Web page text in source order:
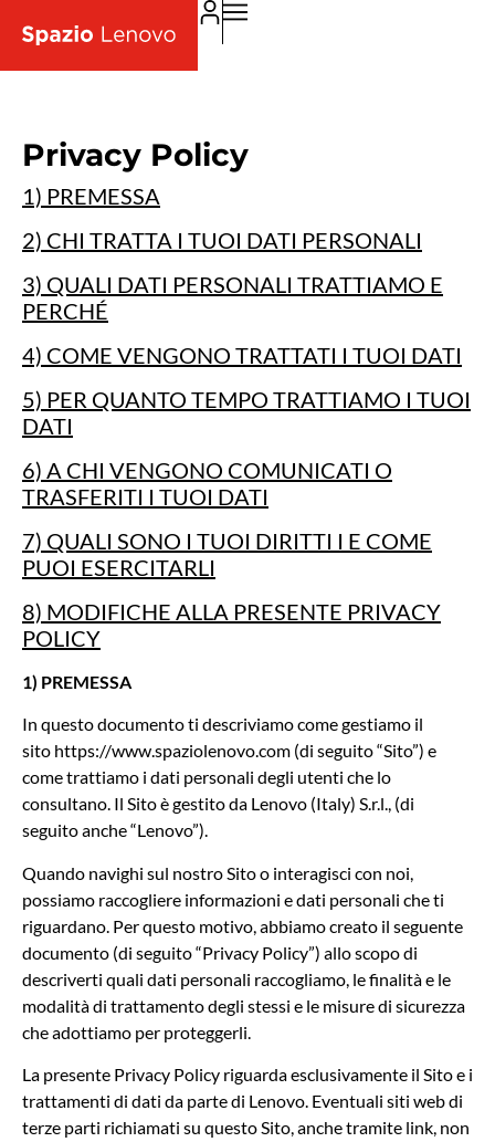
Privacy Policy
1) PREMESSA
2) CHI TRATTA I TUOI DATI PERSONALI
3) QUALI DATI PERSONALI TRATTIAMO E
PERCHÉ
4) COME VENGONO TRATTATI I TUOI DATI
5) PER QUANTO TEMPO TRATTIAMO I TUOI
DATI
6) A CHI VENGONO COMUNICATI O
TRASFERITI I TUOI DATI
7) QUALI SONO I TUOI DIRITTI I E COME
PUOI ESERCITARLI
8) MODIFICHE ALLA PRESENTE PRIVACY
POLICY
1) PREMESSA
In questo documento ti descriviamo come gestiamo il
sito https://www.spaziolenovo.com (di seguito “Sito”) e
come trattiamo i dati personali degli utenti che lo
consultano. Il Sito è gestito da Lenovo (Italy) S.r.l., (di
seguito anche “Lenovo”).
Quando navighi sul nostro Sito o interagisci con noi,
possiamo raccogliere informazioni e dati personali che ti
riguardano. Per questo motivo, abbiamo creato il seguente
documento (di seguito “Privacy Policy”) allo scopo di
descriverti quali dati personali raccogliamo, le finalità e le
modalità di trattamento degli stessi e le misure di sicurezza
che adottiamo per proteggerli.
La presente Privacy Policy riguarda esclusivamente il Sito e i
trattamenti di dati da parte di Lenovo. Eventuali siti web di
terze parti richiamati su questo Sito, anche tramite link, non